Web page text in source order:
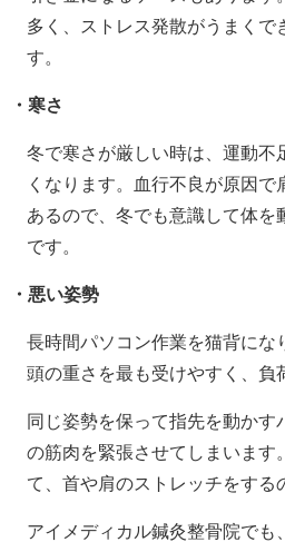
多く、ストレス発散がうまくで
す。
・寒さ
冬で寒さが厳しい時は、運動不
くなります。血行不良が原因で
あるので、冬でも意識して体を
です。
・悪い姿勢
長時間パソコン作業を猫背にな
頭の重さを最も受けやすく、負
同じ姿勢を保って指先を動かす
の筋肉を緊張させてしまいます
て、首や肩のストレッチをする
アイメディカル鍼灸整骨院でも